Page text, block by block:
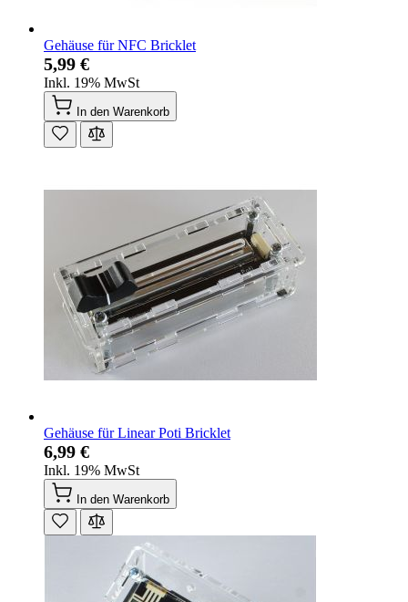
Gehäuse für NFC Bricklet
5,99 €
Inkl. 19% MwSt
In den Warenkorb
Gehäuse für Linear Poti Bricklet
6,99 €
Inkl. 19% MwSt
In den Warenkorb